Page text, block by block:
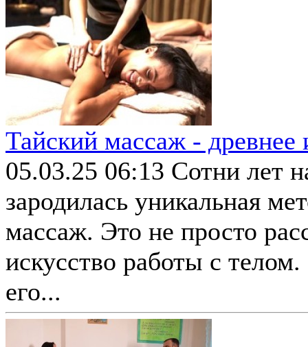
Тайский массаж - древнее
05.03.25 06:13 Сотни лет
зародилась уникальная
массаж. Это не просто
искусство работы с
его...